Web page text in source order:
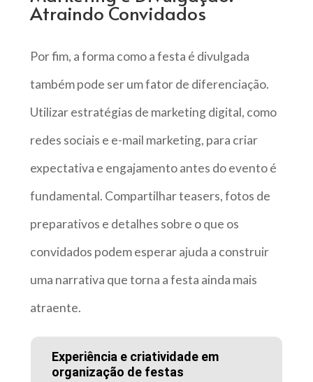
Atraindo Convidados
Por fim, a forma como a festa é divulgada
também pode ser um fator de diferenciação.
Utilizar estratégias de marketing digital, como
redes sociais e e-mail marketing, para criar
expectativa e engajamento antes do evento é
fundamental. Compartilhar teasers, fotos de
preparativos e detalhes sobre o que os
convidados podem esperar ajuda a construir
uma narrativa que torna a festa ainda mais
atraente.
Experiência e criatividade em
organização de festas